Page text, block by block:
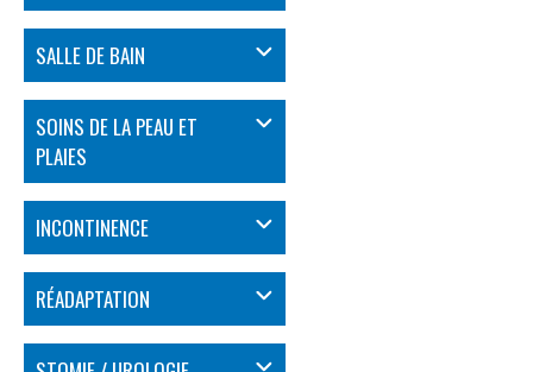
SALLE DE BAIN
SOINS DE LA PEAU ET
PLAIES
INCONTINENCE
RÉADAPTATION